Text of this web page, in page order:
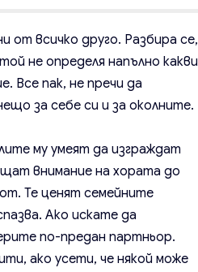
от всичко друго. Разбира се,
не определя напълно какви
Все пак, не пречи да
за себе си и за околните.
му умеят да изграждат
внимание на хората до
Те ценят семейните
Ако искате да
по-предан партньор.
ако усети, че някой може